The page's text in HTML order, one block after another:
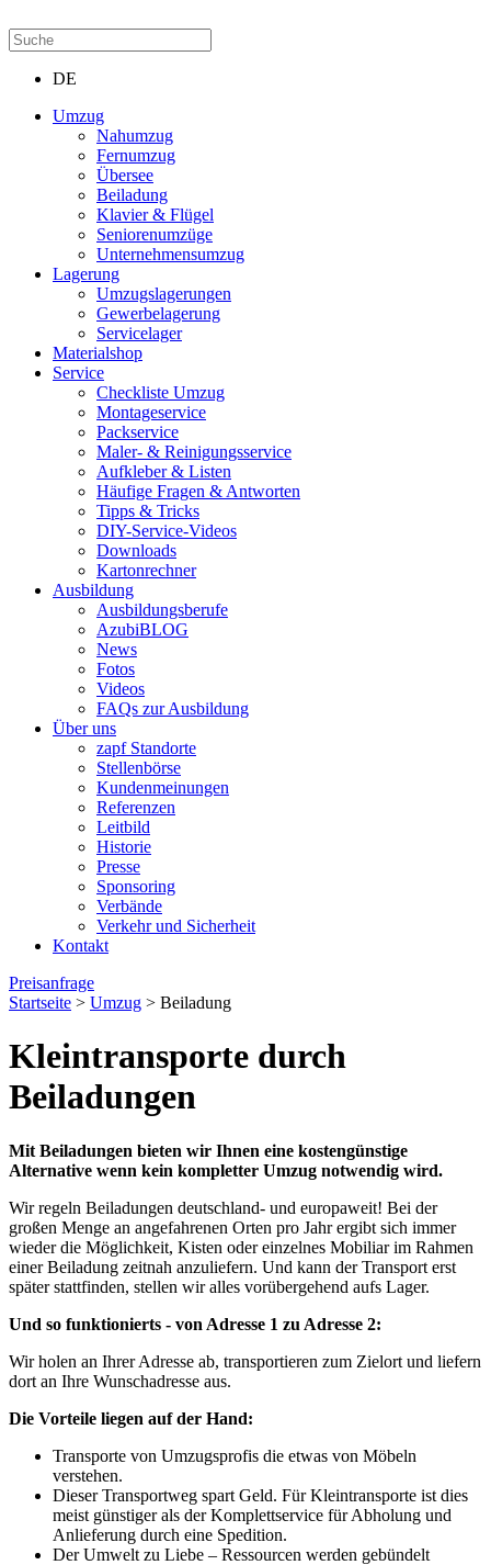
DE
Umzug
Nahumzug
Fernumzug
Übersee
Beiladung
Klavier & Flügel
Seniorenumzüge
Unternehmensumzug
Lagerung
Umzugslagerungen
Gewerbelagerung
Servicelager
Materialshop
Service
Checkliste Umzug
Montageservice
Packservice
Maler- & Reinigungsservice
Aufkleber & Listen
Häufige Fragen & Antworten
Tipps & Tricks
DIY-Service-Videos
Downloads
Kartonrechner
Ausbildung
Ausbildungsberufe
AzubiBLOG
News
Fotos
Videos
FAQs zur Ausbildung
Über uns
zapf Standorte
Stellenbörse
Kundenmeinungen
Referenzen
Leitbild
Historie
Presse
Sponsoring
Verbände
Verkehr und Sicherheit
Kontakt
Preisanfrage
Startseite > Umzug > Beiladung
Kleintransporte durch
Beiladungen
Mit Beiladungen bieten wir Ihnen eine kostengünstige
Alternative wenn kein kompletter Umzug notwendig wird.
Wir regeln Beiladungen deutschland- und europaweit! Bei der
großen Menge an angefahrenen Orten pro Jahr ergibt sich immer
wieder die Möglichkeit, Kisten oder einzelnes Mobiliar im Rahmen
einer Beiladung zeitnah anzuliefern. Und kann der Transport erst
später stattfinden, stellen wir alles vorübergehend aufs Lager.
Und so funktionierts - von Adresse 1 zu Adresse 2:
Wir holen an Ihrer Adresse ab, transportieren zum Zielort und liefern
dort an Ihre Wunschadresse aus.
Die Vorteile liegen auf der Hand:
Transporte von Umzugsprofis die etwas von Möbeln
verstehen.
Dieser Transportweg spart Geld. Für Kleintransporte ist dies
meist günstiger als der Komplettservice für Abholung und
Anlieferung durch eine Spedition.
Der Umwelt zu Liebe – Ressourcen werden gebündelt